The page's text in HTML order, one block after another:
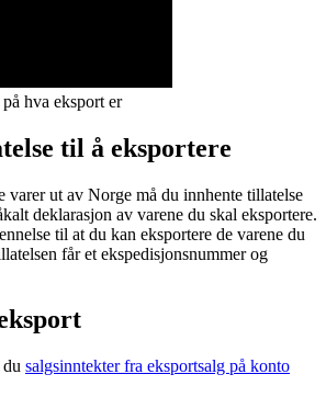
hva eksport er
til å eksportere
varer ut av Norge må du innhente tillatelse
deklarasjon av varene du skal eksportere.
til at du kan eksportere de varene du
får et ekspedisjonsnummer og
salgsinntekter fra eksportsalg på konto